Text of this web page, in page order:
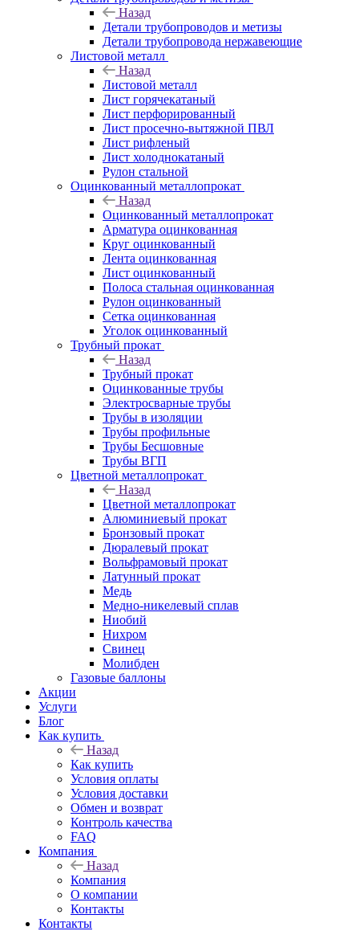
Назад
Детали трубопроводов и метизы
Детали трубопровода нержавеющие
Листовой металл
Назад
Листовой металл
Лист горячекатаный
Лист перфорированный
Лист просечно-вытяжной ПВЛ
Лист рифленый
Лист холоднокатаный
Рулон стальной
Оцинкованный металлопрокат
Назад
Оцинкованный металлопрокат
Арматура оцинкованная
Круг оцинкованный
Лента оцинкованная
Лист оцинкованный
Полоса стальная оцинкованная
Рулон оцинкованный
Сетка оцинкованная
Уголок оцинкованный
Трубный прокат
Назад
Трубный прокат
Оцинкованные трубы
Электросварные трубы
Трубы в изоляции
Трубы профильные
Трубы Бесшовные
Трубы ВГП
Цветной металлопрокат
Назад
Цветной металлопрокат
Алюминиевый прокат
Бронзовый прокат
Дюралевый прокат
Вольфрамовый прокат
Латунный прокат
Медь
Медно-никелевый сплав
Ниобий
Нихром
Свинец
Молибден
Газовые баллоны
Акции
Услуги
Блог
Как купить
Назад
Как купить
Условия оплаты
Условия доставки
Обмен и возврат
Контроль качества
FAQ
Компания
Назад
Компания
О компании
Контакты
Контакты